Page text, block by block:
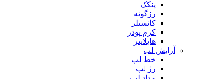
پنکک
رژگونه
کانسیلر
کرم پودر
هایلایتر
آرایش لب
خط لب
رژ لب